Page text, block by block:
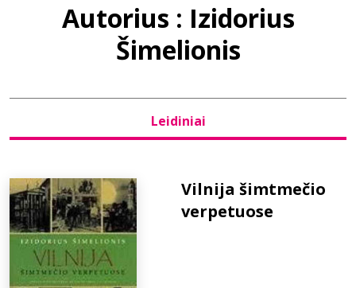
Naujienos
Bibliotekoms
D.U.K.
Autorius : Izidorius
Šimelionis
Leidiniai
Vilnija šimtmečio
verpetuose